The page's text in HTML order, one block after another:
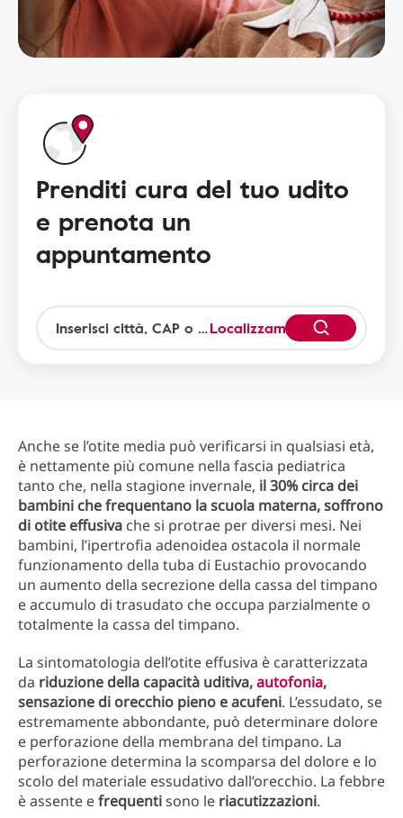
Prenditi cura del tuo udito
e prenota un
appuntamento
Localizzami
Anche se l’otite media può verificarsi in qualsiasi età,
è nettamente più comune nella fascia pediatrica
tanto che, nella stagione invernale, il 30% circa dei
bambini che frequentano la scuola materna, soffrono
di otite effusiva che si protrae per diversi mesi. Nei
bambini, l’ipertrofia adenoidea ostacola il normale
funzionamento della tuba di Eustachio provocando
un aumento della secrezione della cassa del timpano
e accumulo di trasudato che occupa parzialmente o
totalmente la cassa del timpano.
La sintomatologia dell’otite effusiva è caratterizzata
da riduzione della capacità uditiva,autofonia,
sensazione di orecchio pieno e acufeni. L’essudato, se
estremamente abbondante, può determinare dolore
e perforazione della membrana del timpano. La
perforazione determina la scomparsa del dolore e lo
scolo del materiale essudativo dall’orecchio. La febbre
è assente efrequentisono le riacutizzazioni.